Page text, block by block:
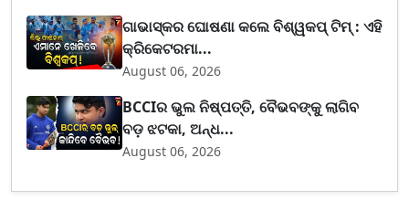
ଗାଭାସ୍କର ଘୋଷଣା କଲେ ବିଶ୍ୱକପ୍ ଟିମ୍ : ଏହି
କ୍ରିକେଟରମା...
August 06, 2026
BCCIର ଭୁଲ ନିଷ୍ପତ୍ତି, ବୈଭବଙ୍କୁ ଲାଗିବ
ବଡ଼ ଝଟକା, ଅନ୍ଧ...
August 06, 2026